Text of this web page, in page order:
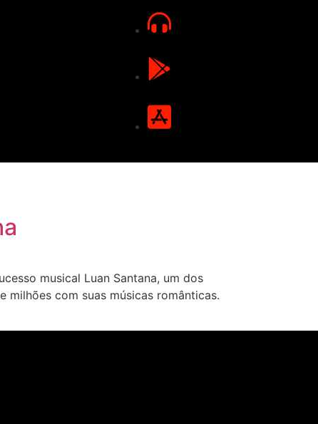
musical Luan Santana, um dos
com suas músicas românticas.